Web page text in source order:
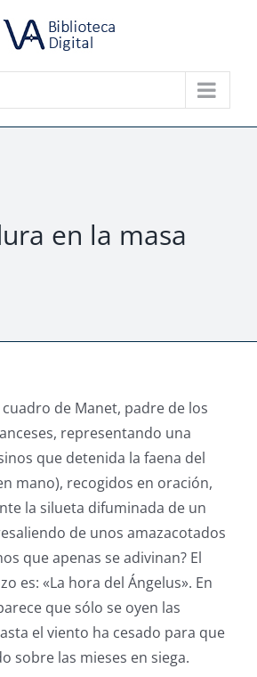
en la masa
de Manet, padre de los
representando una
que detenida la faena del
mano), recogidos en oración,
la silueta difuminada de un
de unos amazacotados
que apenas se adivinan? El
es: «La hora del Ángelus». En
que sólo se oyen las
el viento ha cesado para que
sobre las mieses en siega.